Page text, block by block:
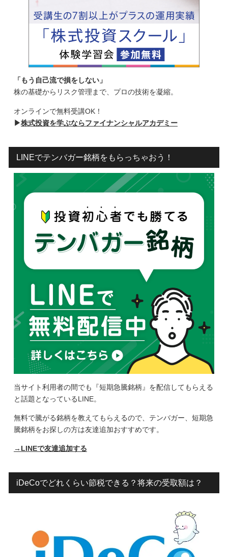
「もう自己流で損をしない」
株の基礎からリスク管理まで、プロの技術を凝縮。
オンラインで無料受講OK！
▶株式投資を学ぶならファイナンシャルアカデミー
LINEでテンバガー銘柄をもらっちゃおう！
当サイト利用者の間でも『短期急騰銘柄』を配信してもらえる
と話題となっているLINE。
無料で騰がる銘柄を教えてもらえるので、テンバガー、短期急
騰銘柄をお探しの方は友達追加おすすめです。
→LINEで友達追加する
iDeCoでどれくらい節税できる？将来の受取額は？